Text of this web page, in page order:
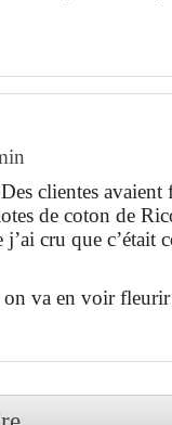
clientes avaient
de coton de
cru que c’était
on va en voir fleurir